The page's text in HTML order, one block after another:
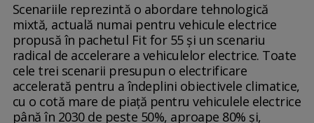
Scenariile reprezintă o abordare tehnologică
mixtă, actuală numai pentru vehicule electrice
propusă în pachetul Fit for 55 şi un scenariu
radical de accelerare a vehiculelor electrice. Toate
cele trei scenarii presupun o electrificare
accelerată pentru a îndeplini obiectivele climatice,
cu o cotă mare de piaţă pentru vehiculele electrice
până în 2030 de peste 50%, aproape 80% şi,